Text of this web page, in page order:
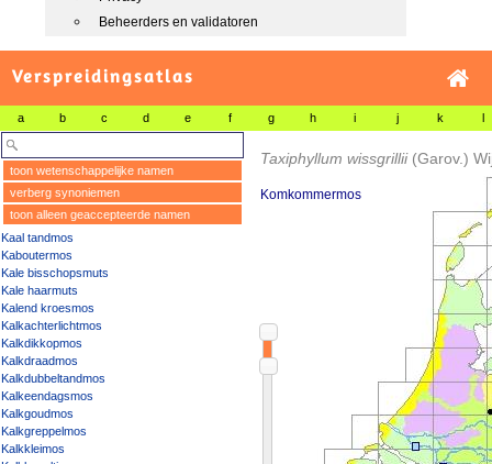
Beheerders en validatoren
Verspreidingsatlas
a b c d e f g h i j k l
toon wetenschappelijke namen
verberg synoniemen
toon alleen geaccepteerde namen
Kaal tandmos
Kaboutermos
Kale bisschopsmuts
Kale haarmuts
Kalend kroesmos
Kalkachterlichtmos
Kalkdikkopmos
Kalkdraadmos
Kalkdubbeltandmos
Kalkeendagsmos
Kalkgoudmos
Kalkgreppelmos
Kalkkleimos
Taxiphyllum wissgrillii (Garov.)
Komkommermos